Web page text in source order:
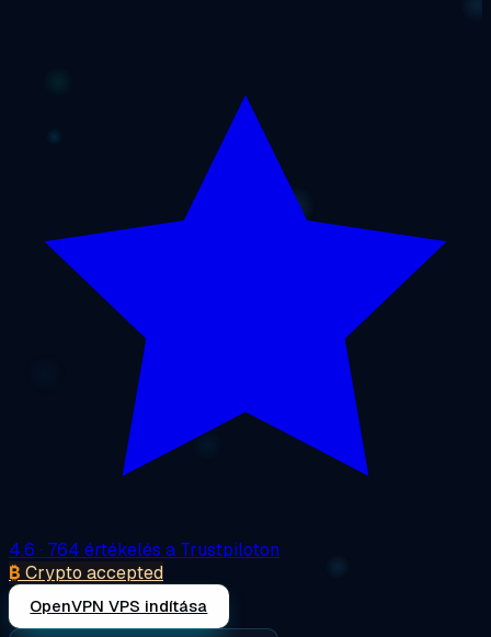
4.6 · 764 értékelés a Trustpiloton
₿ Crypto accepted
OpenVPN VPS indítása